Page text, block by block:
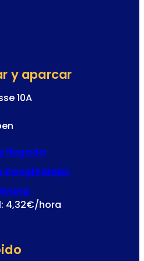
y aparcar
10A
llegada
Google Maps
4,32€/hora